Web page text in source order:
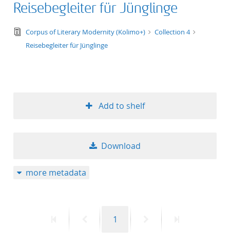
Reisebegleiter für Jünglinge
text/tg.edition+tg.aggregation+xml
Corpus of Literary Modernity (Kolimo+)
Collection 4
Reisebegleiter für Jünglinge
Add to shelf
Download
more metadata
PreviousPage
1